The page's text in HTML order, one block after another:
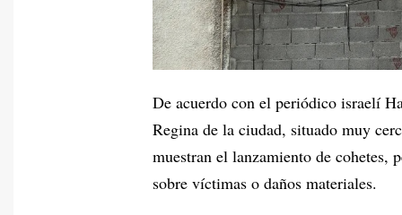
De acuerdo con el periódico israelí
Regina de la ciudad, situado muy
muestran el lanzamiento de cohetes,
sobre víctimas o daños materiales.